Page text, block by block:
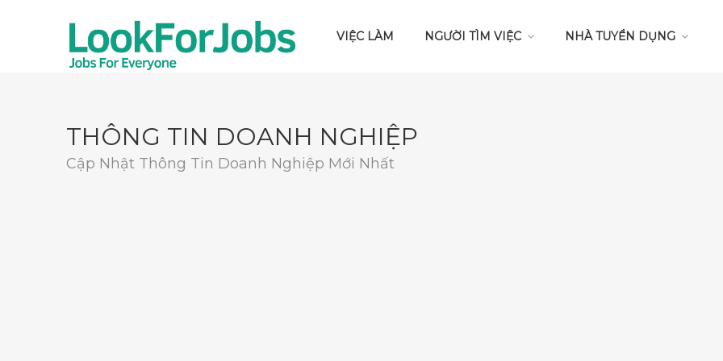
VIỆC LÀM NGƯỜI TÌM VIỆC NHÀ TUYỂN DỤNG
THÔNG TIN DOANH NGHIỆP
Cập Nhật Thông Tin Doanh Nghiệp Mới Nhất